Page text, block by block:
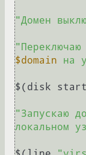
"Домен
$domain на
$(disk
"Запускаю
локальном